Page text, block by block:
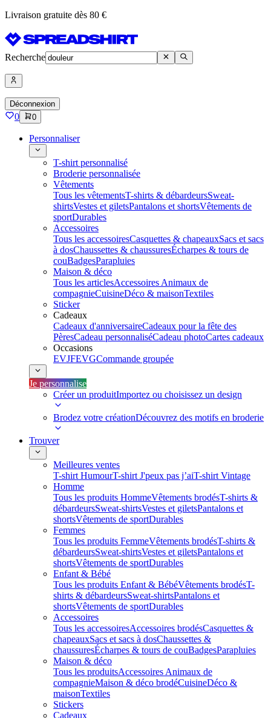
Livraison gratuite dès 80 €
Recherche
Déconnexion
0 0
Personnaliser
T-shirt personnalisé
Broderie personnalisée
Vêtements
Tous les vêtementsT-shirts & débardeursSweat-
shirtsVestes et giletsPantalons et shortsVêtements de
sportDurables
Accessoires
Tous les accessoiresCasquettes & chapeauxSacs et sacs
à dosChaussettes & chaussuresÉcharpes & tours de
couBadgesParapluies
Maison & déco
Tous les articlesAccessoires Animaux de
compagnieCuisineDéco & maisonTextiles
Sticker
Cadeaux
Cadeaux d'anniversaireCadeaux pour la fête des
PèresCadeau personnaliséCadeau photoCartes cadeaux
Occasions
EVJFEVGCommande groupée
Je personnalise
Créer un produitImportez ou choisissez un design
Brodez votre créationDécouvrez des motifs en broderie
Trouver
Meilleures ventes
T-shirt HumourT-shirt J'peux pas j’aiT-shirt Vintage
Homme
Tous les produits HommeVêtements brodésT-shirts &
débardeursSweat-shirtsVestes et giletsPantalons et
shortsVêtements de sportDurables
Femmes
Tous les produits FemmeVêtements brodésT-shirts &
débardeursSweat-shirtsVestes et giletsPantalons et
shortsVêtements de sportDurables
Enfant & Bébé
Tous les produits Enfant & BébéVêtements brodésT-
shirts & débardeursSweat-shirtsPantalons et
shortsVêtements de sportDurables
Accessoires
Tous les accessoiresAccessoires brodésCasquettes &
chapeauxSacs et sacs à dosChaussettes &
chaussuresÉcharpes & tours de couBadgesParapluies
Maison & déco
Tous les produitsAccessoires Animaux de
compagnieMaison & déco brodéCuisineDéco &
maisonTextiles
Stickers
Cadeaux